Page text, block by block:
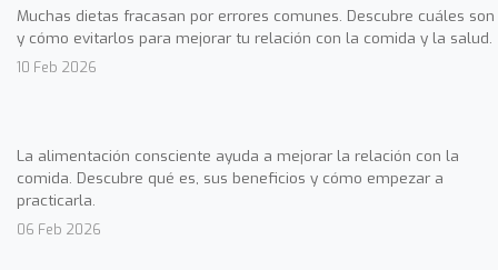
Muchas dietas fracasan por errores comunes. Descubre cuáles son
y cómo evitarlos para mejorar tu relación con la comida y la salud.
10 Feb 2026
La alimentación consciente ayuda a mejorar la relación con la
comida. Descubre qué es, sus beneficios y cómo empezar a
practicarla.
06 Feb 2026